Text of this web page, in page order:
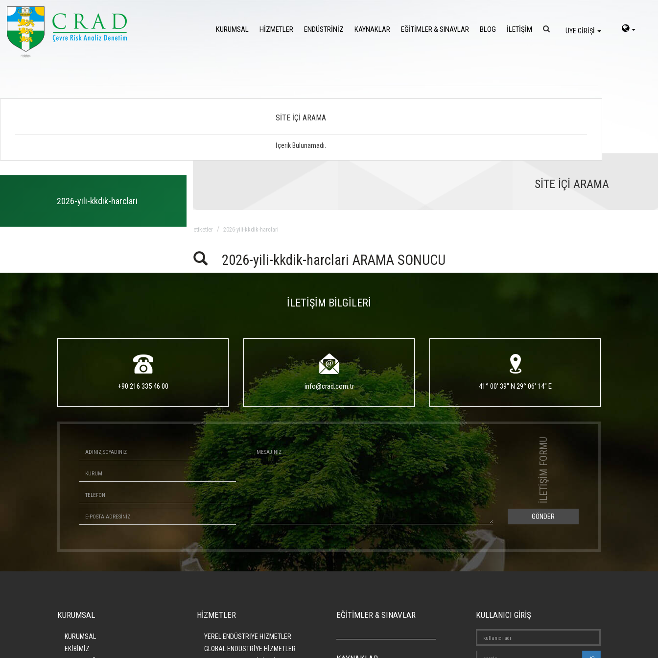
KURUMSAL HİZMETLER ENDÜSTRİNİZ KAYNAKLAR EĞİTİMLER & SINAVLAR BLOG İLETİŞİM ÜYE GİRİŞİ
SİTE İÇİ ARAMA
İçerik Bulunamadı.
2026-yili-kkdik-harclari
SİTE İÇİ ARAMA
eti̇ketler 2026-yili-kkdik-harclari
2026-yili-kkdik-harclari ARAMA SONUCU
İLETİŞİM BİLGİLERİ
+90 216 335 46 00 info@crad.com.tr 41° 00' 39" N 29° 06' 14" E
İLETİŞİM FORMU
GÖNDER
KURUMSAL
KURUMSAL
EKİBİMİZ
HİZMETLER
YEREL ENDÜSTRİYE HİZMETLER
GLOBAL ENDÜSTRİYE HİZMETLER
EĞİTİMLER & SINAVLAR KULLANICI GİRİŞ